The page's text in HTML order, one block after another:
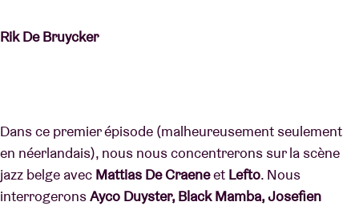
Rik De Bruycker
Dans ce premier épisode (malheureusement seulement
en néerlandais), nous nous concentrerons sur la scène
jazz belge avec Mattias De Craeneet Lefto. Nous
interrogeronsAyco Duyster, Black Mamba, Josefien